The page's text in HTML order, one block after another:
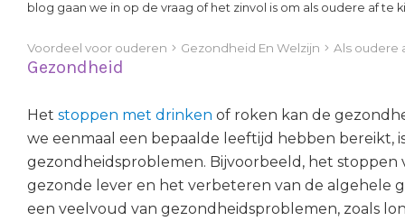
blog gaan we in op de vraag of het zinvol is om als oudere af te
Voordeel voor ouderen Gezondheid En Welzijn Als oudere
Gezondheid
Het stoppen met drinken of roken kan de
we eenmaal een bepaalde leeftijd hebben bereikt,
gezondheidsproblemen. Bijvoorbeeld, het
gezonde lever en het verbeteren van de algehele
een veelvoud van gezondheidsproblemen, zoals